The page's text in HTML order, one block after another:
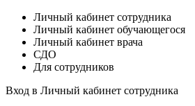
Личный кабинет сотрудника
Личный кабинет обучающегося
Личный кабинет врача
СДО
Для сотрудников
Вход в Личный кабинет сотрудника